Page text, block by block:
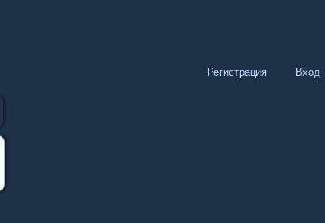
Регистрация Вход